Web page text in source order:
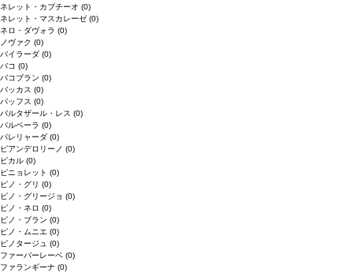
ネレット・カプチーオ (0)
ネレット・マスカレーゼ (0)
ネロ・ダヴォラ (0)
ノヴァク (0)
バイラーダ (0)
バコ (0)
バコブラン (0)
バッカス (0)
バッフス (0)
バルタザール・レス (0)
バルベーラ (0)
パレリャーダ (0)
ピアンデロリーノ (0)
ビカル (0)
ピニョレット (0)
ピノ・グリ (0)
ピノ・グリージョ (0)
ピノ・ネロ (0)
ピノ・ブラン (0)
ピノ・ムニエ (0)
ピノタージュ (0)
ファーバーレーベ (0)
ファランギーナ (0)